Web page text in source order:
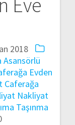
2018
Asansörlü
Evden
Caferağa
Nakliyat
Taşınma